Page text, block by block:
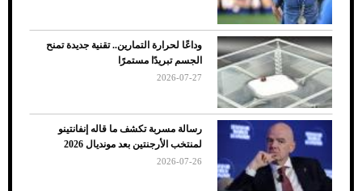
وداعًا لحرارة التمارين.. تقنية جديدة تمنح
الجسم تبريدًا مستمرًا
2026-07-27
رسالة مسربة تكشف ما قاله إنفانتينو
لمنتخب الأرجنتين بعد مونديال 2026
2026-07-26